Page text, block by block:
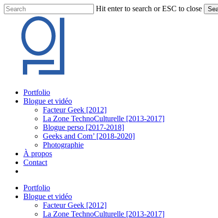
Skip
to
content
Hit enter to search or ESC to close
Search
Menu
Portfolio
Blogue et vidéo
Facteur Geek [2012]
La Zone TechnoCulturelle [2013-2017]
Blogue perso [2017-2018]
Geeks and Com’ [2018-2020]
Photographie
À propos
Contact
Portfolio
Blogue et vidéo
Facteur Geek [2012]
La Zone TechnoCulturelle [2013-2017]